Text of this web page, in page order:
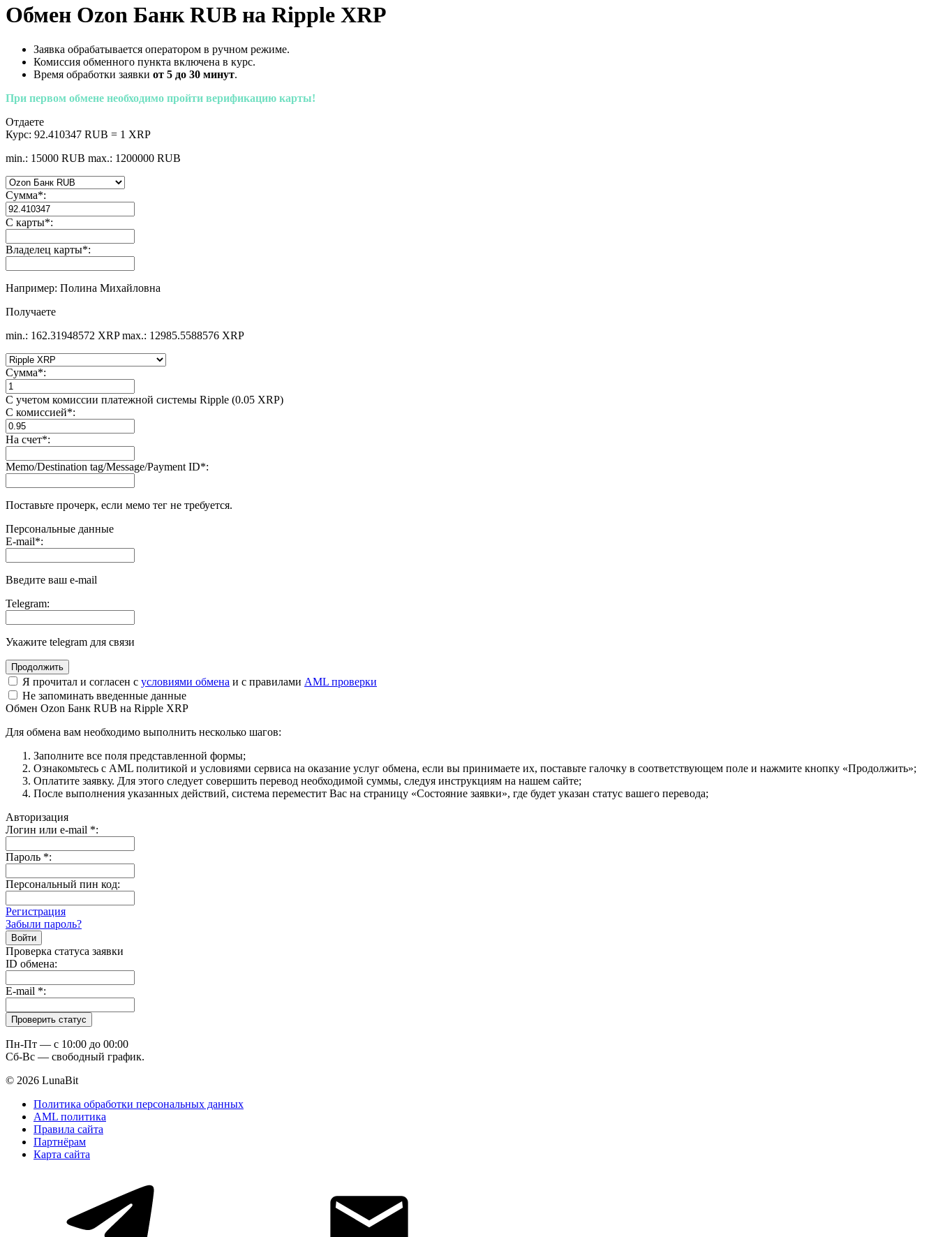
Обмен Ozon Банк RUB на Ripple XRP
Заявка обрабатывается оператором в ручном режиме.
Комиссия обменного пункта включена в курс.
Время обработки заявки от 5 до 30 минут.
При первом обмене необходимо пройти верификацию карты!
Отдаете
Курс: 92.410347 RUB = 1 XRP
min.: 15000 RUB max.: 1200000 RUB
Сумма*:
С карты*:
Владелец карты*:
Например: Полина Михайловна
Получаете
min.: 162.31948572 XRP max.: 12985.5588576 XRP
Сумма*:
С учетом комиссии платежной системы Ripple (0.05 XRP)
С комиссией*:
На счет*:
Memo/Destination tag/Message/Payment ID*:
Поставьте прочерк, если мемо тег не требуется.
Персональные данные
E-mail*:
Введите ваш e-mail
Telegram:
Укажите telegram для связи
Я прочитал и согласен с условиями обмена и с правилами AML проверки
Не запоминать введенные данные
Обмен Ozon Банк RUB на Ripple XRP
Для обмена вам необходимо выполнить несколько шагов:
Заполните все поля представленной формы;
Ознакомьтесь с AML политикой и условиями сервиса на оказание услуг обмена, если вы принимаете их, поставьте галочку в соответствующем поле и нажмите кнопку «Продолжить»;
Оплатите заявку. Для этого следует совершить перевод необходимой суммы, следуя инструкциям на нашем сайте;
После выполнения указанных действий, система переместит Вас на страницу «Состояние заявки», где будет указан статус вашего перевода;
Авторизация
Логин или e-mail *:
Пароль *:
Персональный пин код:
Регистрация
Забыли пароль?
Проверка статуса заявки
ID обмена:
E-mail *:
Пн-Пт — c 10:00 до 00:00
Сб-Вс — свободный график.
© 2026 LunaBit
Политика обработки персональных данных
AML политика
Правила сайта
Партнёрам
Карта сайта